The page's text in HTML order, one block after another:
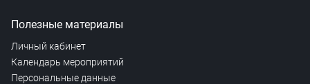
Полезные материалы
Личный кабинет
Календарь мероприятий
Персональные данные